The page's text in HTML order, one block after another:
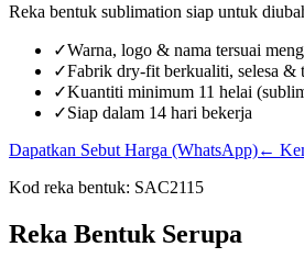
Reka bentuk sublimation siap untuk
✓Warna, logo & nama tersuai
✓Fabrik dry-fit berkualiti, selesa &
✓Kuantiti minimum 11 helai
✓Siap dalam 14 hari bekerja
Dapatkan Sebut Harga (WhatsApp)←
Kod reka bentuk: SAC2115
Reka Bentuk Serupa